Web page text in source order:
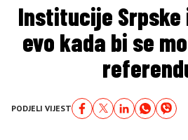
Institucije Srpske
evo kada bi se
PODJELI VIJEST